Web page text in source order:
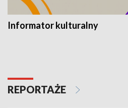
Informator kulturalny
REPORTAŻE